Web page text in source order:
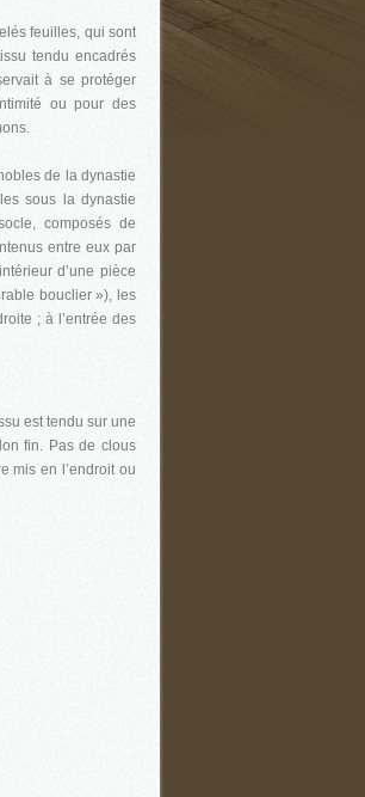
feuilles, qui sont
tendu encadrés
à se protéger
ou pour des
de la dynastie
sous la dynastie
composés de
entre eux par
d’une pièce
bouclier »), les
; à l’entrée des
est tendu sur une
fin. Pas de clous
mis en l’endroit ou